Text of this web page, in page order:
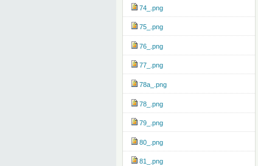
74_.png
75_.png
76_.png
77_.png
78a_.png
78_.png
79_.png
80_.png
81_.png